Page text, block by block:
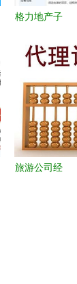
格力地产子
华生物
权 投资布
局与市场反
响
旅游公司经